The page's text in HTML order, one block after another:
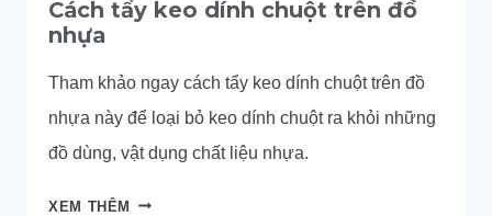
Cách tẩy keo dính chuột trên đồ
nhựa
Tham khảo ngay cách tẩy keo dính chuột trên đồ
nhựa này để loại bỏ keo dính chuột ra khỏi những
đồ dùng, vật dụng chất liệu nhựa.
XEM THÊM CÁCH